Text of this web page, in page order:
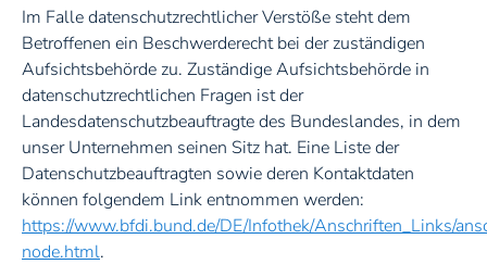
Im Falle datenschutzrechtlicher Verstöße steht dem
Betroffenen ein Beschwerderecht bei der zuständigen
Aufsichtsbehörde zu. Zuständige Aufsichtsbehörde in
datenschutzrechtlichen Fragen ist der
Landesdatenschutzbeauftragte des Bundeslandes, in dem
unser Unternehmen seinen Sitz hat. Eine Liste der
Datenschutzbeauftragten sowie deren Kontaktdaten
können folgendem Link entnommen werden:
https://www.bfdi.bund.de/DE/Infothek/Anschriften_Links/
node.html.